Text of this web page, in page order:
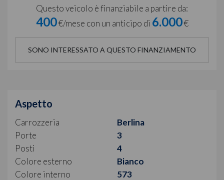
Questo veicolo è finanziabile a partire da:
400€/mese con un anticipo di 6.000€
SONO INTERESSATO A QUESTO FINANZIAMENTO
Aspetto
Carrozzeria
Berlina
Porte
3
Posti
4
Colore esterno
Bianco
Colore interno
573